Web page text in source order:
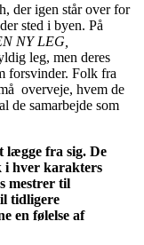
der igen står over for
sted i byen. På
NY LEG,
leg, men deres
forsvinder. Folk fra
overveje, hvem de
de samarbejde som
lægge fra sig. De
i hver karakters
mestrer til
tidligere
en følelse af